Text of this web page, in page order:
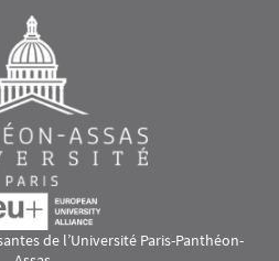
de l’Université Paris-Panthéon-